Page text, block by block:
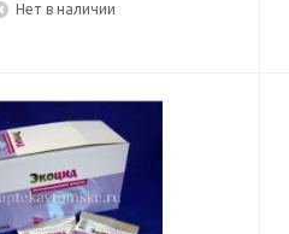
Нет в наличии